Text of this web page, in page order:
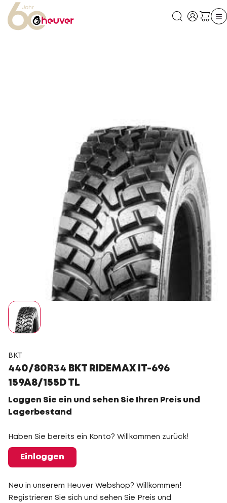
BKT
440/80R34 BKT RIDEMAX IT-696
159A8/155D TL
Loggen Sie ein und sehen Sie Ihren Preis und
Lagerbestand
Haben Sie bereits ein Konto? Willkommen zurück!
Einloggen
Neu in unserem Heuver Webshop? Willkommen!
Registrieren Sie sich und sehen Sie Preis und